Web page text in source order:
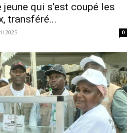
qui s’est coupé les
transféré...
2025 0